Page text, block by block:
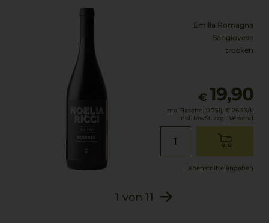
Emilia Romagna
Sangiovese
trocken
€ 19,90
pro Flasche (0.75l), € 26,53/L
inkl. MwSt. zzgl. Versand
Lebensmittel­angaben
1 von 11